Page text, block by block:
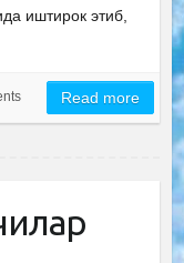
иштирок этиб,
Read more